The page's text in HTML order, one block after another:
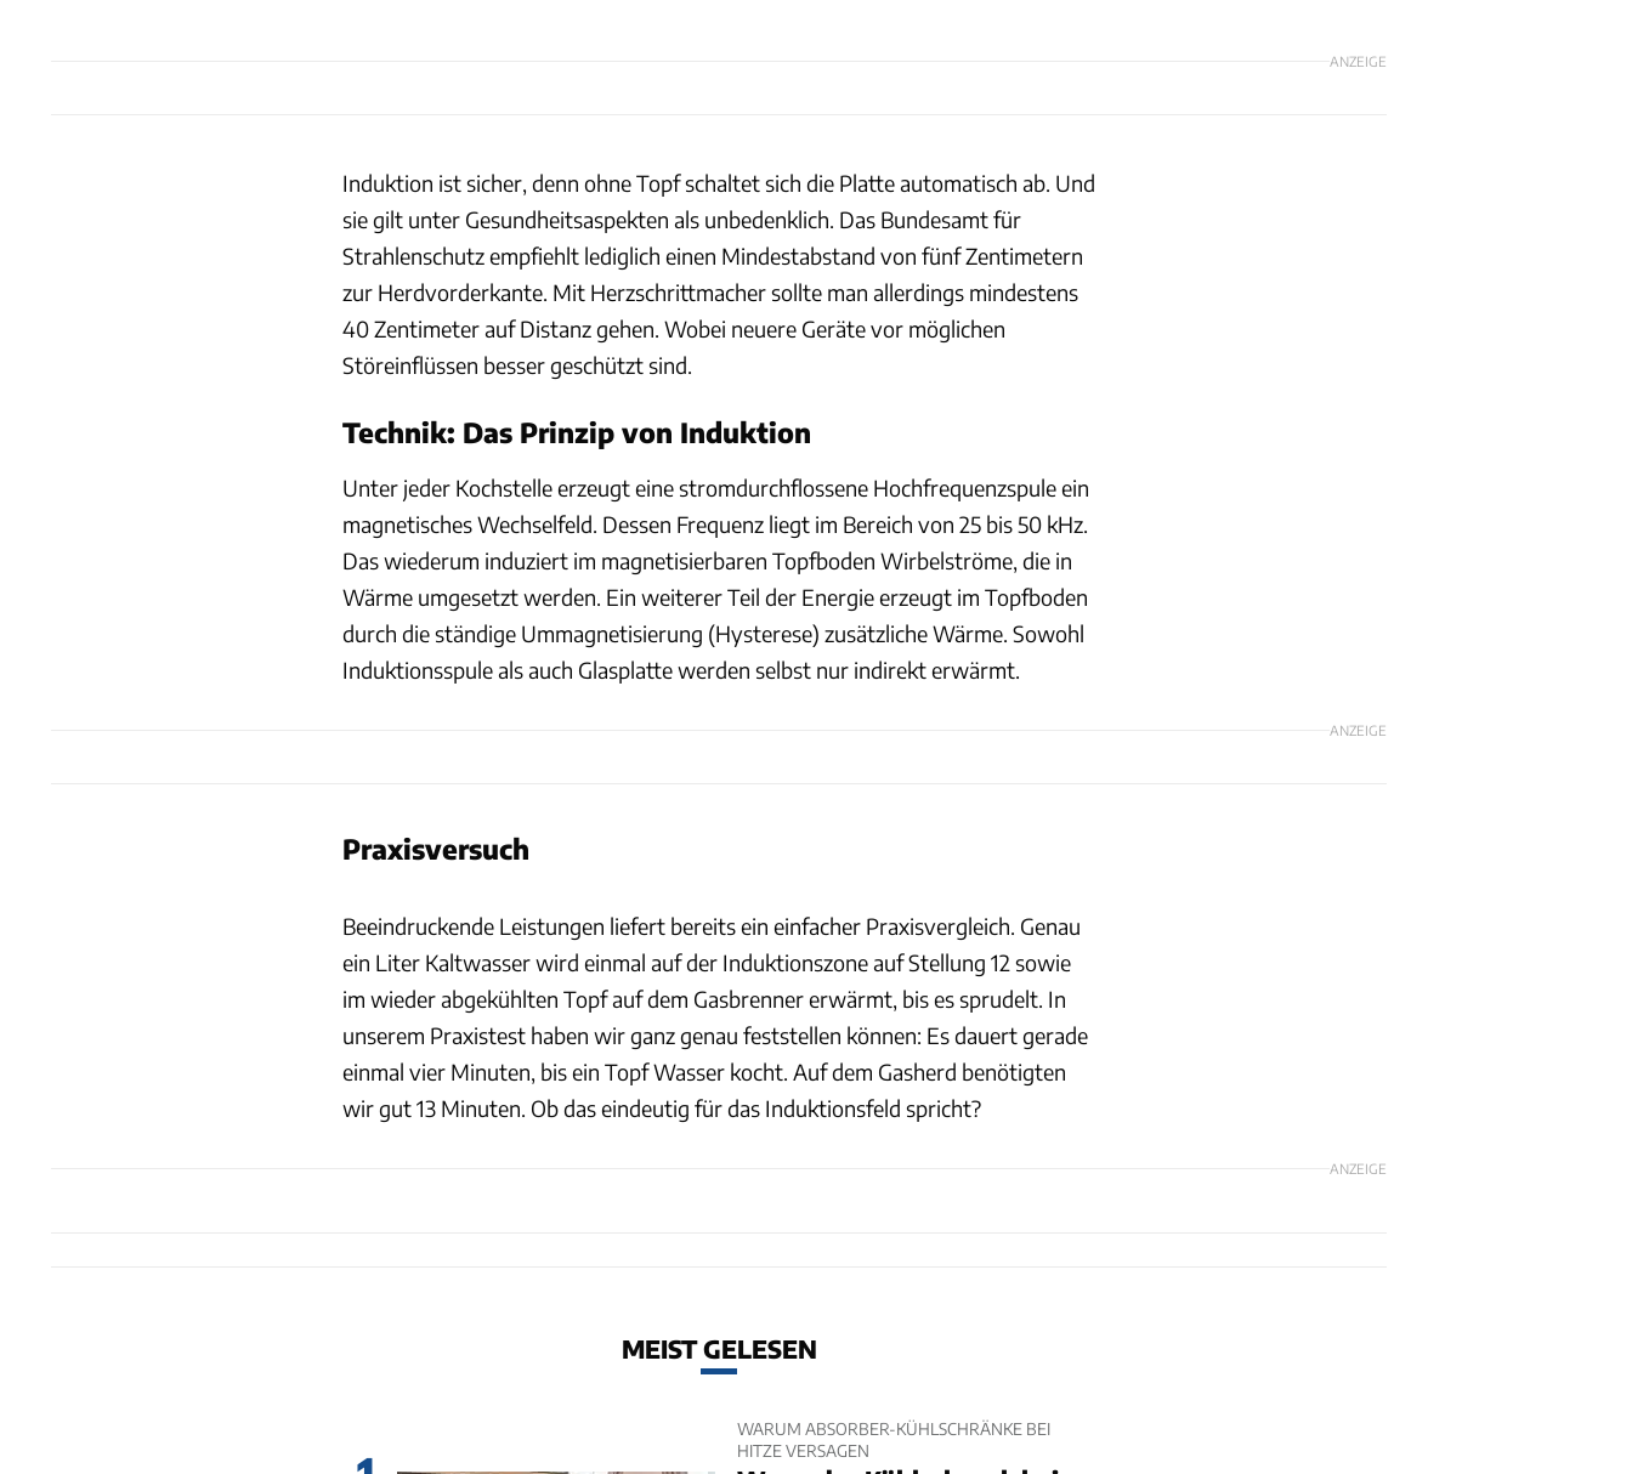
ANZEIGE
Induktion ist sicher, denn ohne Topf schaltet sich die Platte automatisch ab. Und
sie gilt unter Gesundheitsaspekten als unbedenklich. Das Bundesamt für
Strahlenschutz empfiehlt lediglich einen Mindestabstand von fünf Zentimetern
zur Herdvorderkante. Mit Herzschrittmacher sollte man allerdings mindestens
40 Zentimeter auf Distanz gehen. Wobei neuere Geräte vor möglichen
Störeinflüssen besser geschützt sind.
Technik: Das Prinzip von Induktion
Unter jeder Kochstelle erzeugt eine stromdurchflossene Hochfrequenzspule ein
magnetisches Wechselfeld. Dessen Frequenz liegt im Bereich von 25 bis 50 kHz.
Das wiederum induziert im magnetisierbaren Topfboden Wirbelströme, die in
Wärme umgesetzt werden. Ein weiterer Teil der Energie erzeugt im Topfboden
durch die ständige Ummagnetisierung (Hysterese) zusätzliche Wärme. Sowohl
Induktionsspule als auch Glasplatte werden selbst nur indirekt erwärmt.
ANZEIGE
Praxisversuch
Beeindruckende Leistungen liefert bereits ein einfacher Praxisvergleich. Genau
ein Liter Kaltwasser wird einmal auf der Induktionszone auf Stellung 12 sowie
im wieder abgekühlten Topf auf dem Gasbrenner erwärmt, bis es sprudelt. In
unserem Praxistest haben wir ganz genau feststellen können: Es dauert gerade
einmal vier Minuten, bis ein Topf Wasser kocht. Auf dem Gasherd benötigten
wir gut 13 Minuten. Ob das eindeutig für das Induktionsfeld spricht?
ANZEIGE
MEIST GELESEN
WARUM ABSORBER-KÜHLSCHRÄNKE BEI
HITZE VERSAGEN